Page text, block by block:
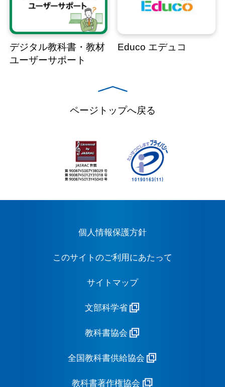
デジタル教科書・教材
ユーザーサポート
Educo エデュコ
ページトップへ戻る
個人情報保護方針
このサイトのご利用にあたって
サイトマップ
文部科学省
教科書協会
全国教科書供給協会
教科書著作権協会